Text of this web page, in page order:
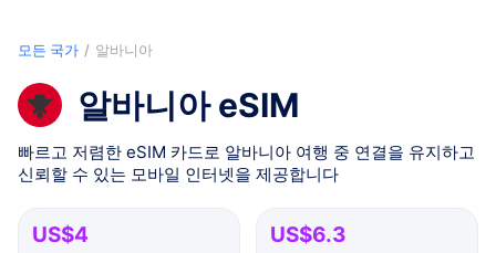
모든 국가 / 알바니아
알바니아 eSIM
빠르고 저렴한 eSIM 카드로 알바니아 여행 중 연결을 유지하고
신뢰할 수 있는 모바일 인터넷을 제공합니다
US$4 US$6.3